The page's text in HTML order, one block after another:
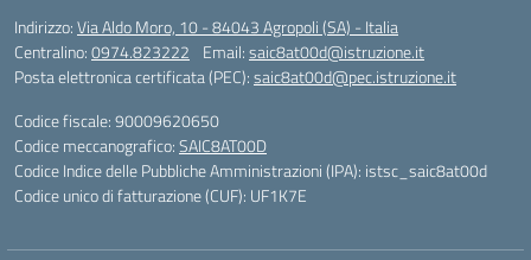
Indirizzo:Via Aldo Moro, 10 - 84043 Agropoli (SA) - Italia
Centralino:0974.823222 Email:saic8at00d@istruzione.it
Posta elettronica certificata (PEC):saic8at00d@pec.istruzione.it
Codice fiscale: 90009620650
Codice meccanografico:SAIC8AT00D
Codice Indice delle Pubbliche Amministrazioni (IPA): istsc_saic8at00d
Codice unico di fatturazione (CUF): UF1K7E